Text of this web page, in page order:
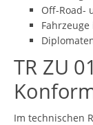
Off-Road-
TR ZU
Im technischen